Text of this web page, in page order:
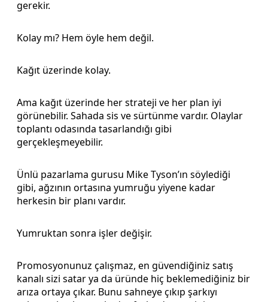
gerekir.
Kolay mı? Hem öyle hem değil.
Kağıt üzerinde kolay.
Ama kağıt üzerinde her strateji ve her plan iyi
görünebilir. Sahada sis ve sürtünme vardır. Olaylar
toplantı odasında tasarlandığı gibi
gerçekleşmeyebilir.
Ünlü pazarlama gurusu Mike Tyson’ın söylediği
gibi, ağzının ortasına yumruğu yiyene kadar
herkesin bir planı vardır.
Yumruktan sonra işler değişir.
Promosyonunuz çalışmaz, en güvendiğiniz satış
kanalı sizi satar ya da üründe hiç beklemediğiniz bir
arıza ortaya çıkar. Bunu sahneye çıkıp şarkıyı